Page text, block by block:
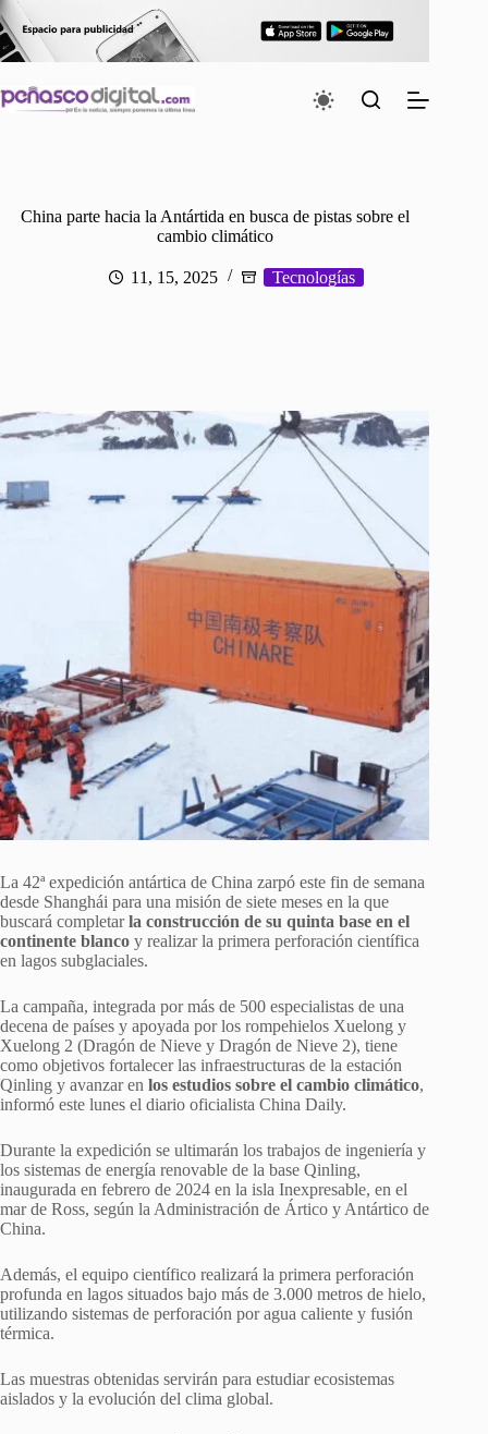
Saltar
al
contenido
China parte hacia la Antártida en busca de pistas sobre el
cambio climático
11, 15, 2025 Tecnologías
La 42ª expedición antártica de China zarpó este fin de semana
desde Shanghái para una misión de siete meses en la que
buscará completarla construcción de su quinta base en el
continente blanco y realizar la primera perforación científica
en lagos subglaciales.
La campaña, integrada por más de 500 especialistas de una
decena de países y apoyada por los rompehielos Xuelong y
Xuelong 2 (Dragón de Nieve y Dragón de Nieve 2), tiene
como objetivos fortalecer las infraestructuras de la estación
Qinling y avanzar en los estudios sobre el cambio climático,
informó este lunes el diario oficialista China Daily.
Durante la expedición se ultimarán los trabajos de ingeniería y
los sistemas de energía renovable de la base Qinling,
inaugurada en febrero de 2024 en la isla Inexpresable, en el
mar de Ross, según la Administración de Ártico y Antártico de
China.
Además, el equipo científico realizará la primera perforación
profunda en lagos situados bajo más de 3.000 metros de hielo,
utilizando sistemas de perforación por agua caliente y fusión
térmica.
Las muestras obtenidas servirán para estudiar ecosistemas
aislados y la evolución del clima global.